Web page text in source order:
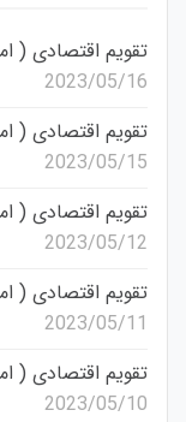
تقویم اقتصادی ( امروز
2023/05/16
تقویم اقتصادی ( امروز )
2023/05/15
تقویم اقتصادی ( امروز )
2023/05/12
تقویم اقتصادی ( امروز
2023/05/11
تقویم اقتصادی ( امروز )
2023/05/10